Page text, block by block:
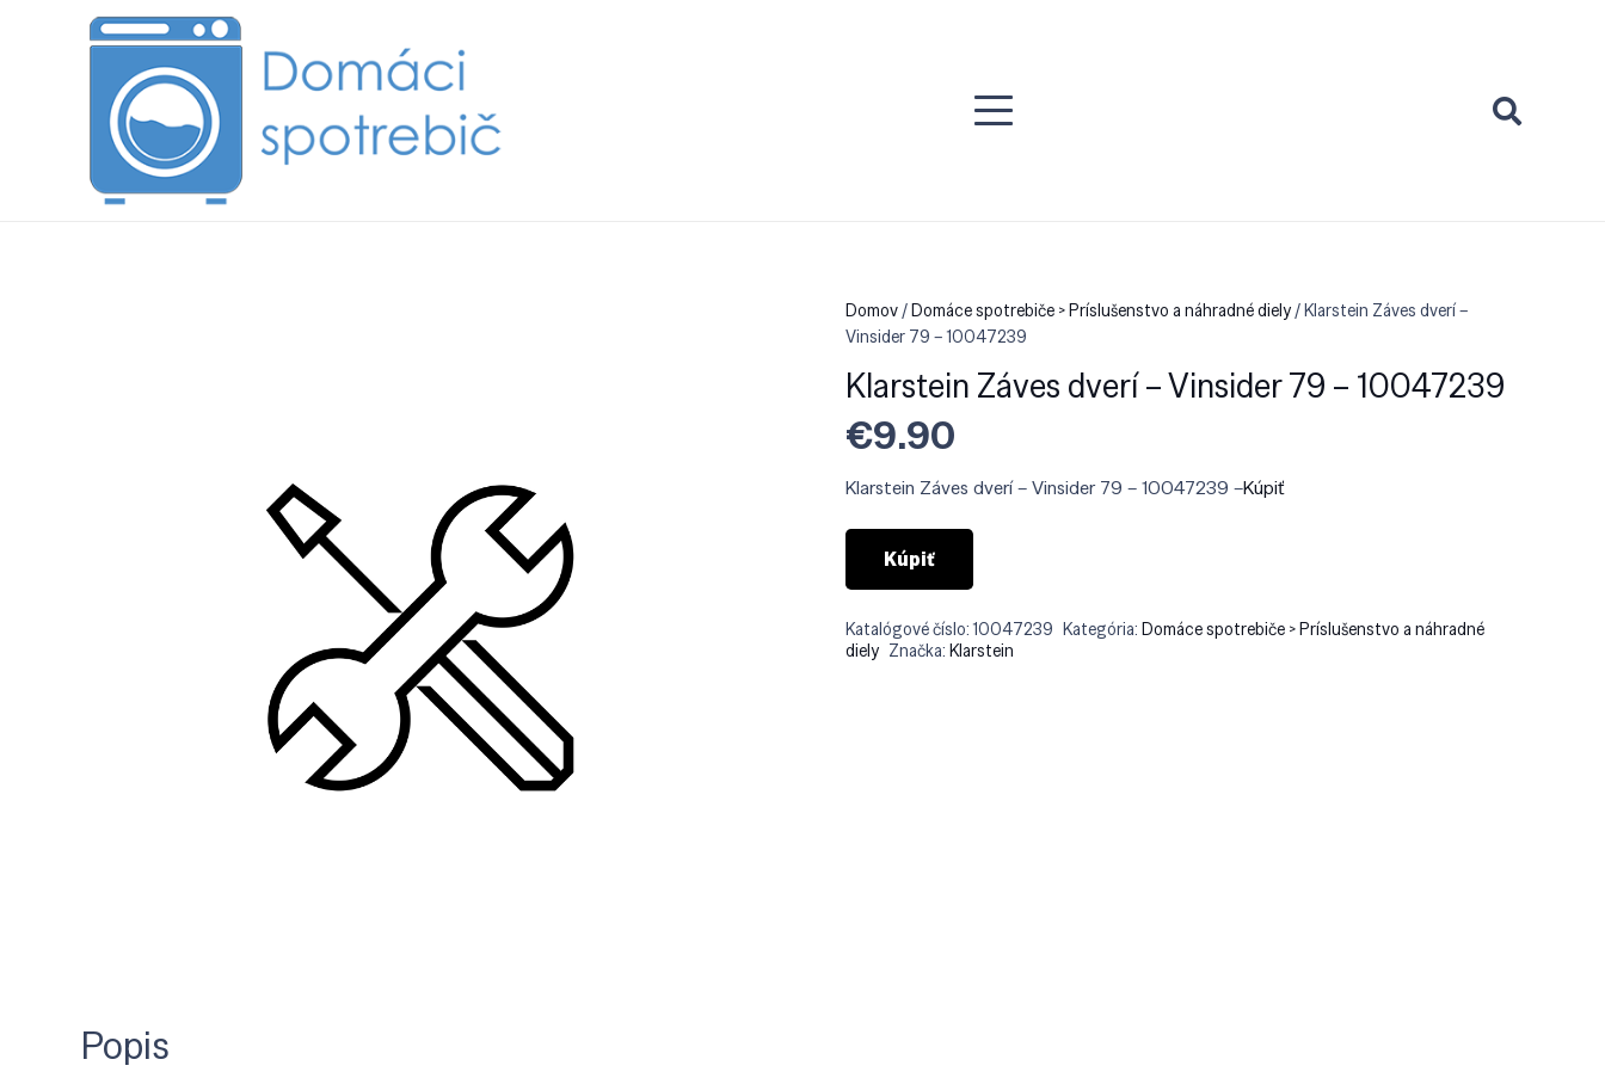
Domov/Domáce spotrebiče > Príslušenstvo a náhradné diely/ Klarstein Záves dverí –
Vinsider 79 – 10047239
Klarstein Záves dverí – Vinsider 79 – 10047239
€9.90
Klarstein Záves dverí – Vinsider 79 – 10047239 –Kúpiť
Kúpiť
Katalógové číslo:10047239 Kategória:Domáce spotrebiče > Príslušenstvo a náhradné
diely Značka:Klarstein
Popis